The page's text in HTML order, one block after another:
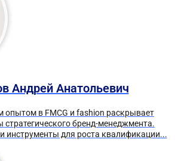
Андрей Анатольевич
опытом в FMCG и fashion раскрывает
бренд-менеджмента.
инструменты для роста квалификации...